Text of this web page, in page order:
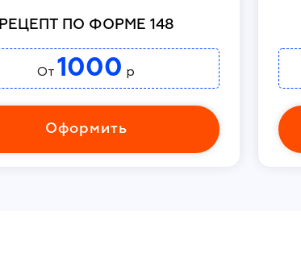
РЕЦЕПТ ПО ФОРМЕ 148
От 1000 р
Оформить